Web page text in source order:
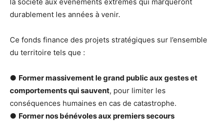
durablement les années à venir.
Ce fonds finance des projets stratégiques sur l’ensemble
du territoire tels que :
● Former massivement le grand public aux gestes et
comportements qui sauvent, pour limiter les
conséquences humaines en cas de catastrophe.
● Former nos bénévoles aux premiers secours